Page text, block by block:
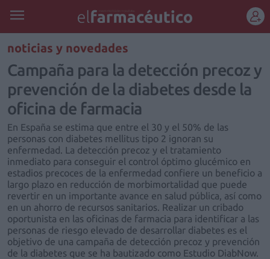
REGÍSTRATE
noticias y novedades
Campaña para la detección precoz y
prevención de la diabetes desde la
oficina de farmacia
En España se estima que entre el 30 y el 50% de las
personas con diabetes mellitus tipo 2 ignoran su
enfermedad. La detección precoz y el tratamiento
inmediato para conseguir el control óptimo glucémico en
estadios precoces de la enfermedad confiere un beneficio a
largo plazo en reducción de morbimortalidad que puede
revertir en un importante avance en salud pública, así como
en un ahorro de recursos sanitarios. Realizar un cribado
oportunista en las oficinas de farmacia para identificar a las
personas de riesgo elevado de desarrollar diabetes es el
objetivo de una campaña de detección precoz y prevención
de la diabetes que se ha bautizado como Estudio DiabNow.